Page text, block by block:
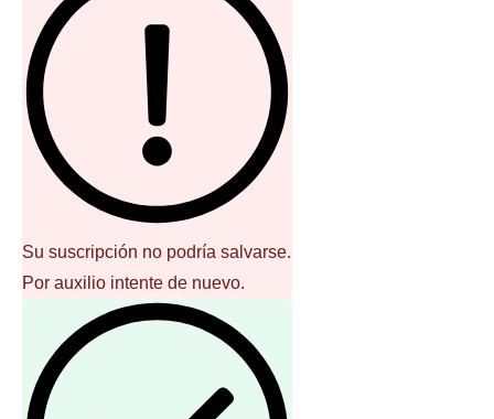
Su suscripción no podría salvarse.
Por auxilio intente de nuevo.